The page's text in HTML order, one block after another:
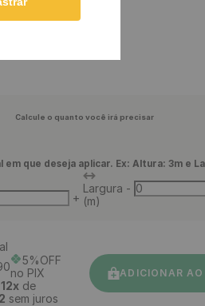
Calcule o quanto você irá precisar
em que deseja aplicar. Ex: Altura: 3m e
+
Largura
(m)
-
5%OFF
no PIX
12xde
sem juros
ADICIONAR AO